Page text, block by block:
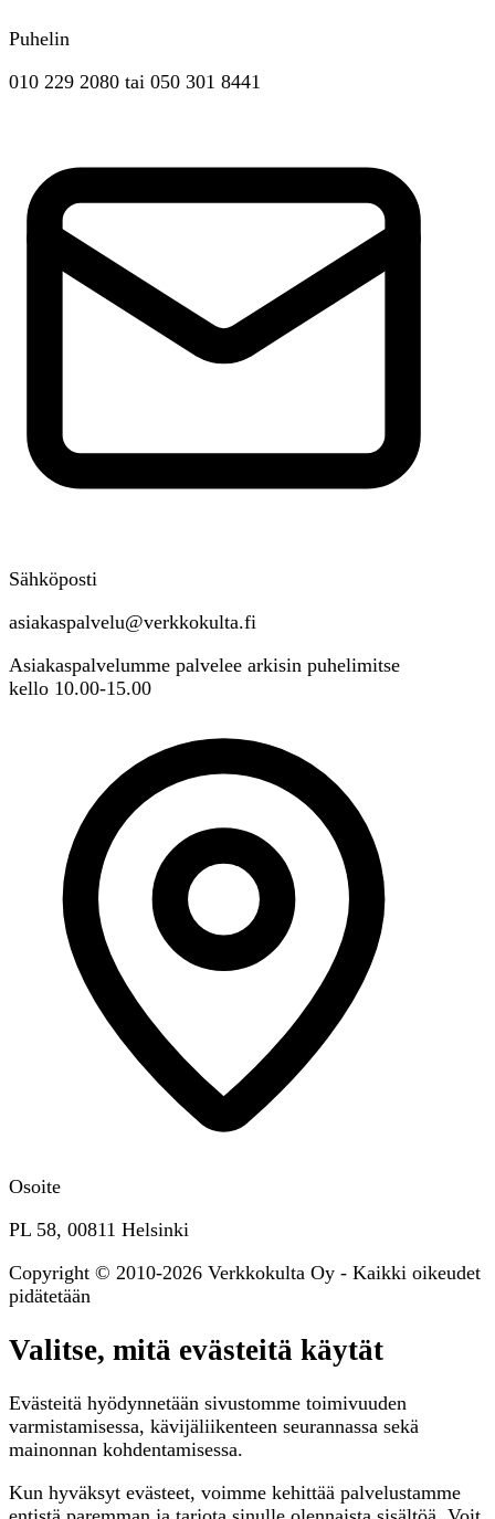
Puhelin
010 229 2080 tai 050 301 8441
Sähköposti
asiakaspalvelu@verkkokulta.fi
Asiakaspalvelumme palvelee arkisin puhelimitse
kello 10.00-15.00
Osoite
PL 58, 00811 Helsinki
Copyright © 2010-2026 Verkkokulta Oy - Kaikki oikeudet
pidätetään
Valitse, mitä evästeitä käytät
Evästeitä hyödynnetään sivustomme toimivuuden
varmistamisessa, kävijäliikenteen seurannassa sekä
mainonnan kohdentamisessa.
Kun hyväksyt evästeet, voimme kehittää palvelustamme